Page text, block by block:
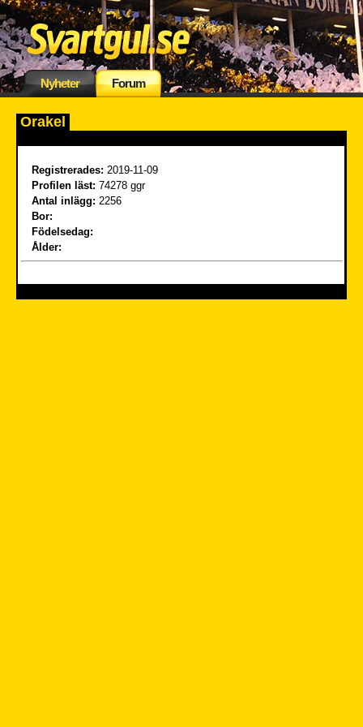
Nyheter Forum
Orakel
Registrerades: 2019-11-09
Profilen läst: 74278 ggr
Antal inlägg: 2256
Bor:
Födelsedag:
Ålder: